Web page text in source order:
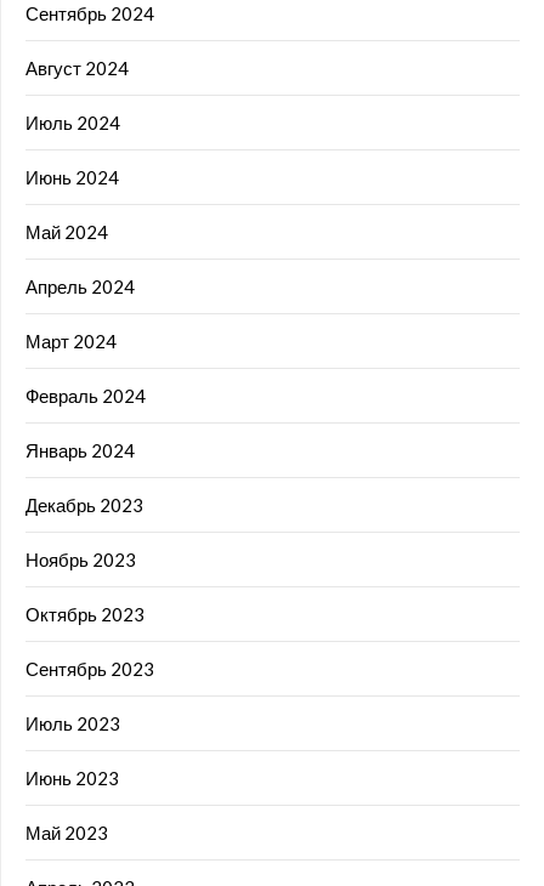
Сентябрь 2024
Август 2024
Июль 2024
Июнь 2024
Май 2024
Апрель 2024
Март 2024
Февраль 2024
Январь 2024
Декабрь 2023
Ноябрь 2023
Октябрь 2023
Сентябрь 2023
Июль 2023
Июнь 2023
Май 2023